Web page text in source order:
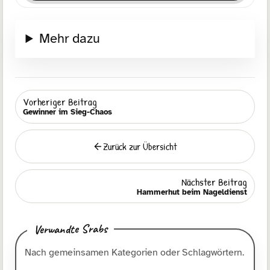
Mehr dazu
Vorheriger Beitrag
Gewinner im Sieg-Chaos
Zurück
Zurück zur Übersicht
Nächster Beitrag
Hammerhut beim Nageldienst
Verwandte Srabs
Nach gemeinsamen Kategorien oder Schlagwörtern.